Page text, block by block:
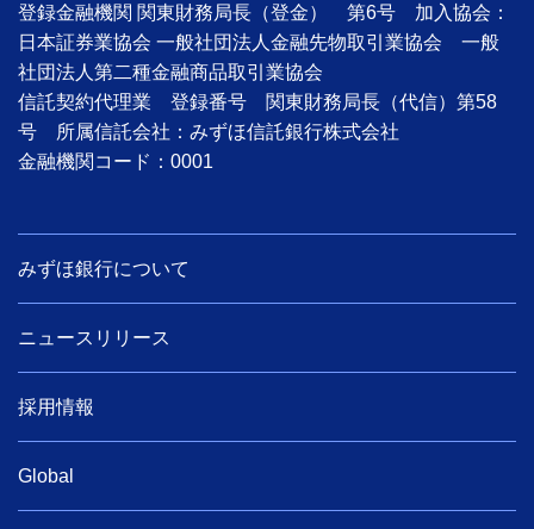
登録金融機関 関東財務局長（登金） 第6号 加入協会：
日本証券業協会 一般社団法人金融先物取引業協会 一般
社団法人第二種金融商品取引業協会
信託契約代理業 登録番号 関東財務局長（代信）第58
号 所属信託会社：みずほ信託銀行株式会社
金融機関コード：0001
みずほ銀行について
ニュースリリース
採用情報
Global